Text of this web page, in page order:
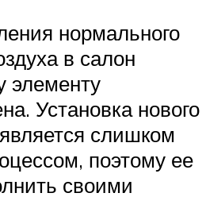
нормального
в салон
Установка нового
слишком
поэтому ее
своими